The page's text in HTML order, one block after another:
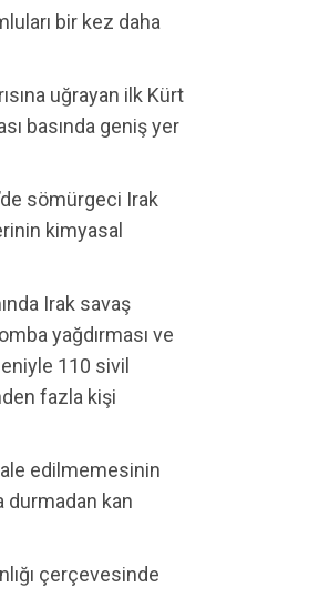
bir kez daha
uğrayan ilk Kürt
basında geniş yer
sömürgeci Irak
kimyasal
Irak savaş
yağdırması ve
110 sivil
fazla kişi
edilmemesinin
durmadan kan
çerçevesinde